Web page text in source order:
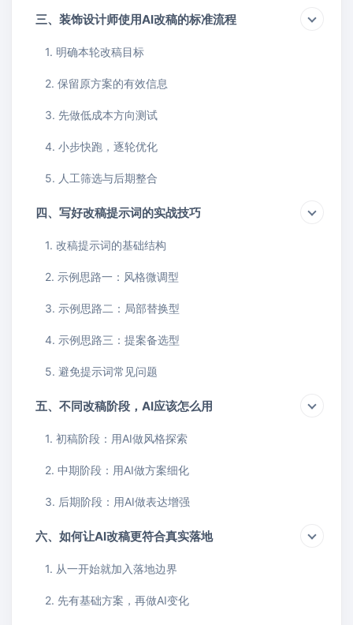
三、装饰设计师使用AI改稿的标准流程
1. 明确本轮改稿目标
2. 保留原方案的有效信息
3. 先做低成本方向测试
4. 小步快跑，逐轮优化
5. 人工筛选与后期整合
四、写好改稿提示词的实战技巧
1. 改稿提示词的基础结构
2. 示例思路一：风格微调型
3. 示例思路二：局部替换型
4. 示例思路三：提案备选型
5. 避免提示词常见问题
五、不同改稿阶段，AI应该怎么用
1. 初稿阶段：用AI做风格探索
2. 中期阶段：用AI做方案细化
3. 后期阶段：用AI做表达增强
六、如何让AI改稿更符合真实落地
1. 从一开始就加入落地边界
2. 先有基础方案，再做AI变化